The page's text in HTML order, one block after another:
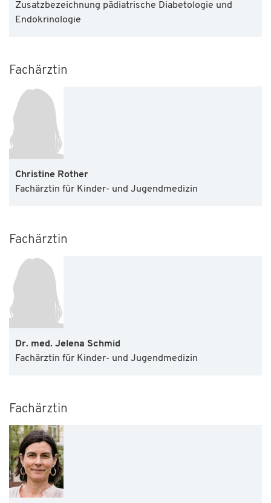
Zusatzbezeichnung pädiatrische Diabetologie und
Endokrinologie
Fachärztin
Christine Rother
Fachärztin für Kinder- und Jugendmedizin
Fachärztin
Dr. med. Jelena Schmid
Fachärztin für Kinder- und Jugendmedizin
Fachärztin